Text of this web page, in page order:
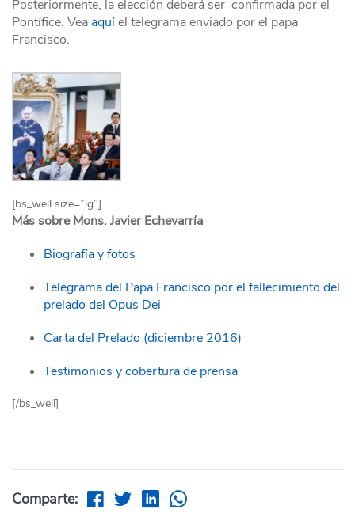
Posteriormente, la elección deberá ser confirmada por el
Pontífice. Vea aquíel telegrama enviado por el papa
Francisco.
[bs_well size=”lg”]
Más sobre Mons. Javier Echevarría
Biografía y fotos
Telegrama del Papa Francisco por el fallecimiento del
prelado del Opus Dei
Carta del Prelado (diciembre 2016)
Testimonios y cobertura de prensa
[/bs_well]
Comparte: